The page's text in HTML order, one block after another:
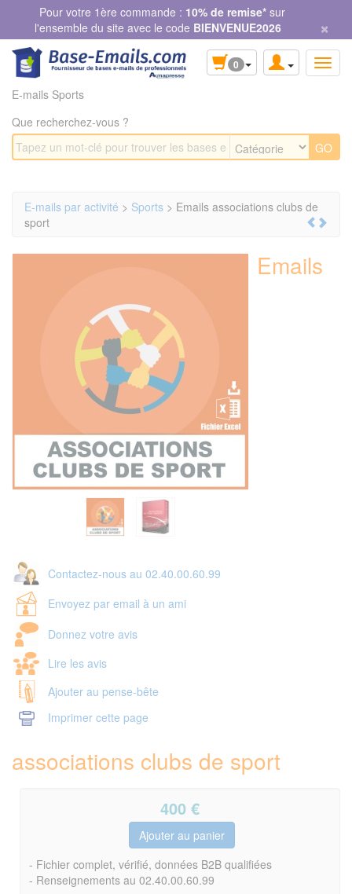
Pour votre 1ère commande : 10% de remise* sur
l'ensemble du site avec le code BIENVENUE2026 ×
0
E-mails Sports
Que recherchez-vous ?
E-mails par activité > Sports > Emails associations clubs de
sport
Contactez-nous au 02.40.00.60.99
Envoyez par email à un ami
Donnez votre avis
Lire les avis
Ajouter au pense-bête
Imprimer cette page
Emails
associations clubs de sport
400 €
- Fichier complet, vérifié, données B2B qualifiées
- Renseignements au 02.40.00.60.99
Panneau de gestion des cookies